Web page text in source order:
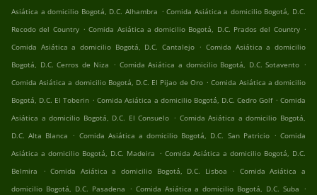
Asiática a domicilio Bogotá, D.C. Alhambra . Comida Asiática a domicilio Bogotá, D.C.
Recodo del Country . Comida Asiática a domicilio Bogotá, D.C. Prados del Country .
Comida Asiática a domicilio Bogotá, D.C. Cantalejo . Comida Asiática a domicilio
Bogotá, D.C. Cerros de Niza . Comida Asiática a domicilio Bogotá, D.C. Sotavento .
Comida Asiática a domicilio Bogotá, D.C. El Pijao de Oro . Comida Asiática a domicilio
Bogotá, D.C. El Toberin . Comida Asiática a domicilio Bogotá, D.C. Cedro Golf . Comida
Asiática a domicilio Bogotá, D.C. El Consuelo . Comida Asiática a domicilio Bogotá,
D.C. Alta Blanca
. Comida Asiática a domicilio Bogotá, D.C. San Patricio . Comida
Asiática a domicilio Bogotá, D.C. Madeira . Comida Asiática a domicilio Bogotá, D.C.
Belmira
. Comida Asiática a domicilio Bogotá, D.C. Lisboa . Comida Asiática a
domicilio Bogotá, D.C. Pasadena . Comida Asiática a domicilio Bogotá, D.C. Suba .